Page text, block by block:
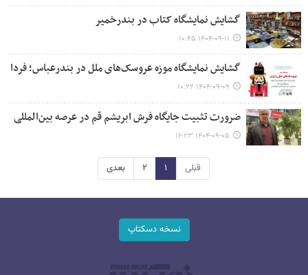
گشایش نمایشگاه کتاب در بندرخمیر
۱۴۰۴-۰۹-۱۱ ۱۰:۴۵
گشایش نمایشگاه موزه عروسک‌های ملل در بندرعباس؛ فردا
۱۴۰۴-۰۹-۰۹ ۱۰:۲۲
ضرورت تثبیت جایگاه فرش ابریشم قم در عرصه بین‌المللی
۱۴۰۴-۰۹-۰۵ ۱۶:۲۳
قبلی ۱ ۲ بعدی
نسخه دسکتاپ